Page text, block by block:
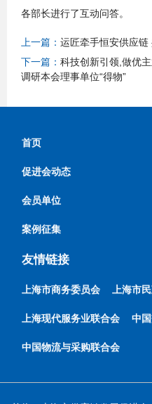
各部长进行了互动问答。
上一篇： 运匠牵手恒安供应链
下一篇： 科技创新引领,做优
调研本会理事单位“得物”
首页
促进会动态
会员单位
案例征集
友情链接
上海市商务委员会 上海市
上海现代服务业联合会 中
中国物流与采购联合会